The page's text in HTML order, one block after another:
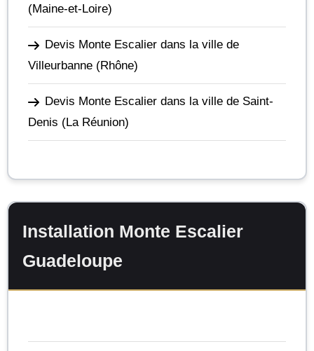
(Maine-et-Loire)
Devis Monte Escalier dans la ville de
Villeurbanne (Rhône)
Devis Monte Escalier dans la ville de Saint-
Denis (La Réunion)
Installation Monte Escalier
Guadeloupe